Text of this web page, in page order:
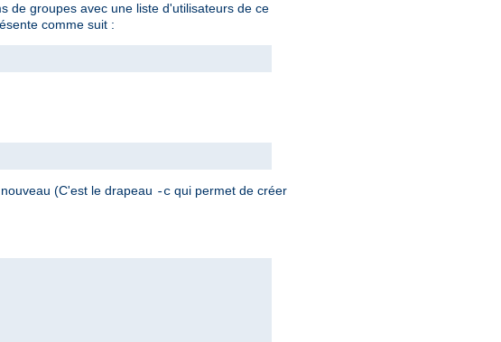
de groupes avec une liste d'utilisateurs de ce
comme suit :
(C'est le drapeau -c qui permet de créer